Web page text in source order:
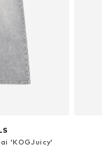
'KOGJuicy'